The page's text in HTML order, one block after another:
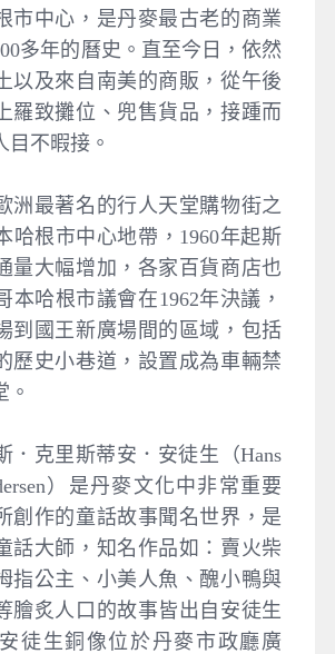
市中心，是丹麥最古老的商業
多年的曆史。直至今日，依然
以及來自南美的商販，從午後
羅致攤位、兜售貨品，接踵而
目不暇接。
洲最著名的行人天堂購物街之
哈根市中心地帶，1960年起斯
量大幅增加，各家百貨商店也
本哈根市議會在1962年決議，
到國王新廣場間的區域，包括
歷史小巷道，設置成為車輛禁
。
．克里斯蒂安．安徒生（Hans
）是丹麥文化中非常重要
創作的童話故事聞名世界，是
話大師，知名作品如：賣火柴
指公主、小美人魚、醜小鴨與
膾炙人口的故事皆出自安徒生
徒生銅像位於丹麥市政廳廣